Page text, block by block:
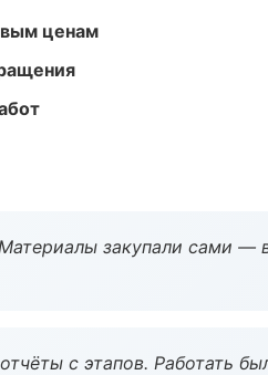
ценам
закупали сами —
с этапов. Работать